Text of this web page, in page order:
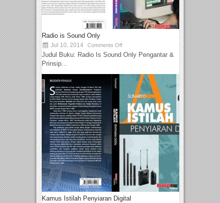
Radio is Sound Only
Jul 10, 2014 Comments Off
Judul Buku: Radio Is Sound Only Pengantar &
Prinsip...
Kamus Istilah Penyiaran Digital